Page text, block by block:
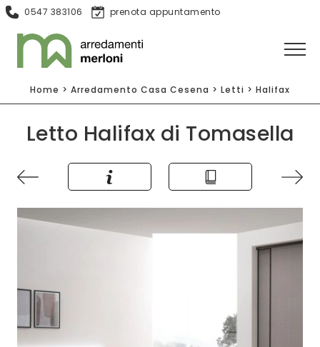
0547 383106 prenota appuntamento
Home > Arredamento Casa Cesena > Letti > Halifax
Letto Halifax di Tomasella